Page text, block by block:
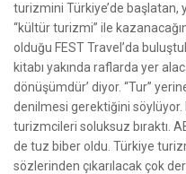
turizmini Türkiye’de başlatan,
“kültür turizmi” ile
olduğu FEST Travel’da
kitabı yakında raflarda yer
dönüşümdür’ diyor. “Tur”
denilmesi gerektiğini
turizmcileri soluksuz bıraktı.
de tuz biber oldu. Türkiye
sözlerinden çıkarılacak çok